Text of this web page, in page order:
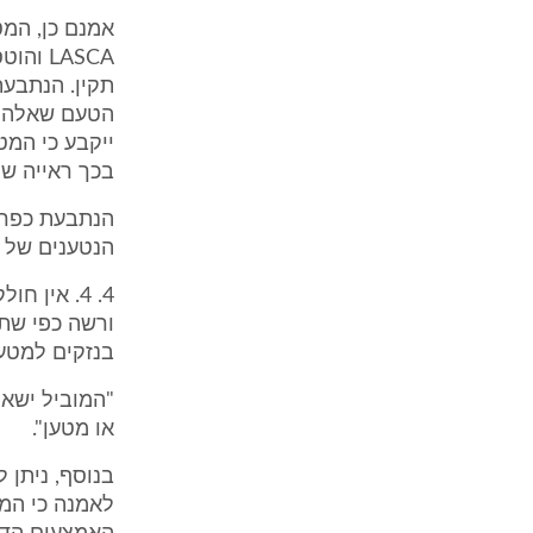
תקין.
הטעם שאלה
ייקבע כי
בכך ראייה
הנטענים של
4. 4.
בנזקים למטען
"המוביל
או מטען".
לאמנה כי